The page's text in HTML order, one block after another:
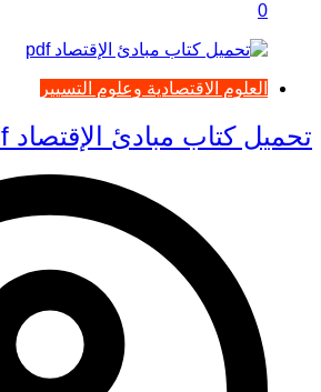
0
العلوم الاقتصادية وعلوم التسيير
تحميل كتاب مبادئ الإقتصاد pdf